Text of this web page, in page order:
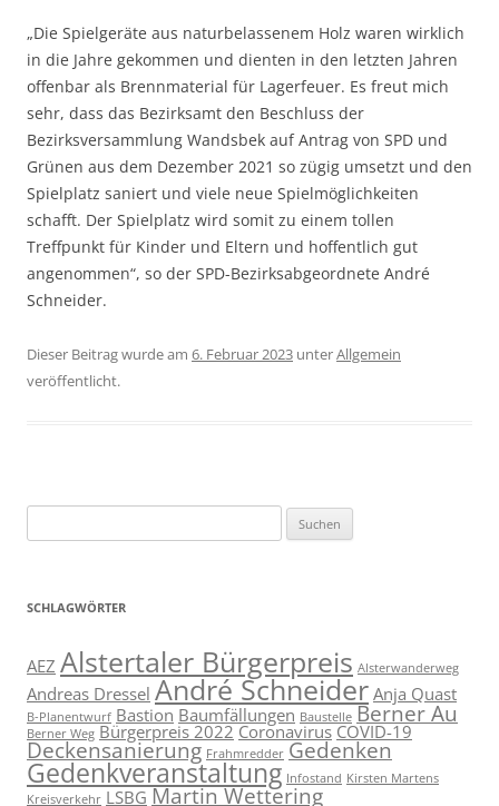
„Die Spielgeräte aus naturbelassenem Holz waren wirklich
in die Jahre gekommen und dienten in den letzten Jahren
offenbar als Brennmaterial für Lagerfeuer. Es freut mich
sehr, dass das Bezirksamt den Beschluss der
Bezirksversammlung Wandsbek auf Antrag von SPD und
Grünen aus dem Dezember 2021 so zügig umsetzt und den
Spielplatz saniert und viele neue Spielmöglichkeiten
schafft. Der Spielplatz wird somit zu einem tollen
Treffpunkt für Kinder und Eltern und hoffentlich gut
angenommen“, so der SPD-Bezirksabgeordnete André
Schneider.
Dieser Beitrag wurde am 6. Februar 2023 unterAllgemein
veröffentlicht.
nach:
SCHLAGWÖRTER
AEZ Alstertaler Bürgerpreis Alsterwanderweg
Andreas Dressel André SchneiderAnja Quast
B-Planentwurf Bastion Baumfällungen Baustelle Berner Au
Berner Weg Bürgerpreis 2022CoronavirusCOVID-19
Deckensanierung Frahmredder Gedenken
Gedenkveranstaltung Infostand Kirsten Martens
Kreisverkehr LSBG Martin Wettering